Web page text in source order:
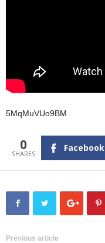
5MqMuVUo9BM
0 Facebook
Previous article